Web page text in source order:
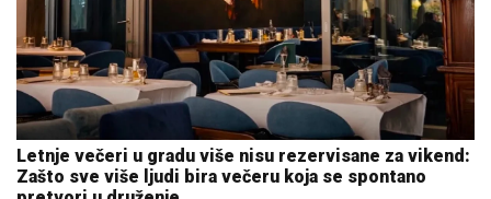
Letnje večeri u gradu više nisu rezervisane za vikend:
Zašto sve više ljudi bira večeru koja se spontano